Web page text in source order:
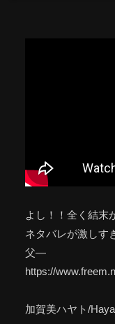
よし！！全く結末
ネタバレが激しす
父―
https://
加賀美ハヤト/